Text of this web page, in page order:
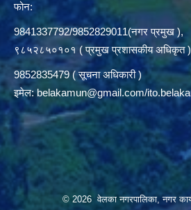
फोन:
9841337792/9852829011(नगर प्रमुख ),
९८५२८५०१०१ ( प्रमुख प्रशासकीय अधिकृत
9852835479 ( सूचना अधिकारी )
इमेल:belakamun@gmail.com/
© 2026 वेलका नगरपालिका, नगर